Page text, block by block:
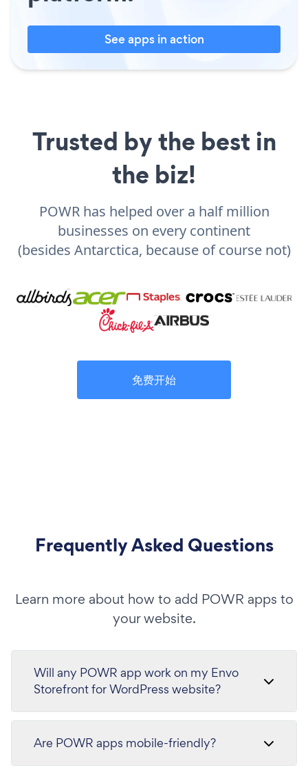
See apps in action
Trusted by the best in
the biz!
POWR has helped over a half million
businesses on every continent
(besides Antarctica, because of course not)
免费开始
Frequently Asked Questions
Learn more about how to add POWR apps to
your website.
Will any POWR app work on my Envo
Storefront for WordPress website?
Are POWR apps mobile-friendly?